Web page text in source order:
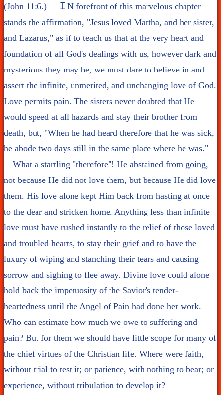
(John 11:6.) ＩN forefront of this marvelous chapter
stands the affirmation, "Jesus loved Martha, and her sister,
and Lazarus," as if to teach us that at the very heart and
foundation of all God's dealings with us, however dark and
mysterious they may be, we must dare to believe in and
assert the infinite, unmerited, and unchanging love of God.
Love permits pain. The sisters never doubted that He
would speed at all hazards and stay their brother from
death, but, "When he had heard therefore that he was sick,
he abode two days still in the same place where he was."
What a startling "therefore"! He abstained from going,
not because He did not love them, but because He did love
them. His love alone kept Him back from hasting at once
to the dear and stricken home. Anything less than infinite
love must have rushed instantly to the relief of those loved
and troubled hearts, to stay their grief and to have the
luxury of wiping and stanching their tears and causing
sorrow and sighing to flee away. Divine love could alone
hold back the impetuosity of the Savior's tender-
heartedness until the Angel of Pain had done her work.
Who can estimate how much we owe to suffering and
pain? But for them we should have little scope for many of
the chief virtues of the Christian life. Where were faith,
without trial to test it; or patience, with nothing to bear; or
experience, without tribulation to develop it?